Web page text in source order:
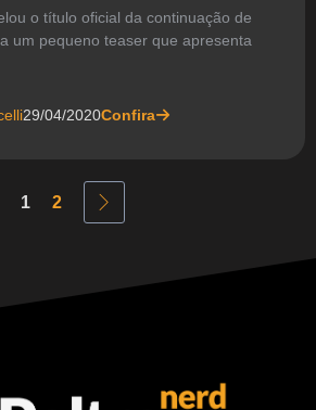
o título oficial da continuação de
um pequeno teaser que apresenta
29/04/2020Confira
1 2